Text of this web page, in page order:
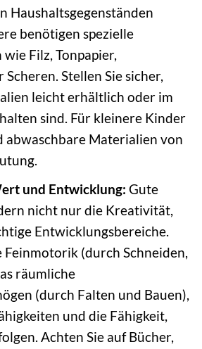
Haushaltsgegenständen
benötigen spezielle
Filz, Tonpapier,
Stellen Sie sicher,
leicht erhältlich oder im
sind. Für kleinere Kinder
abwaschbare Materialien von
und Entwicklung: Gute
nicht nur die Kreativität,
Entwicklungsbereiche.
Feinmotorik (durch Schneiden,
räumliche
(durch Falten und Bauen),
und die Fähigkeit,
Achten Sie auf Bücher,